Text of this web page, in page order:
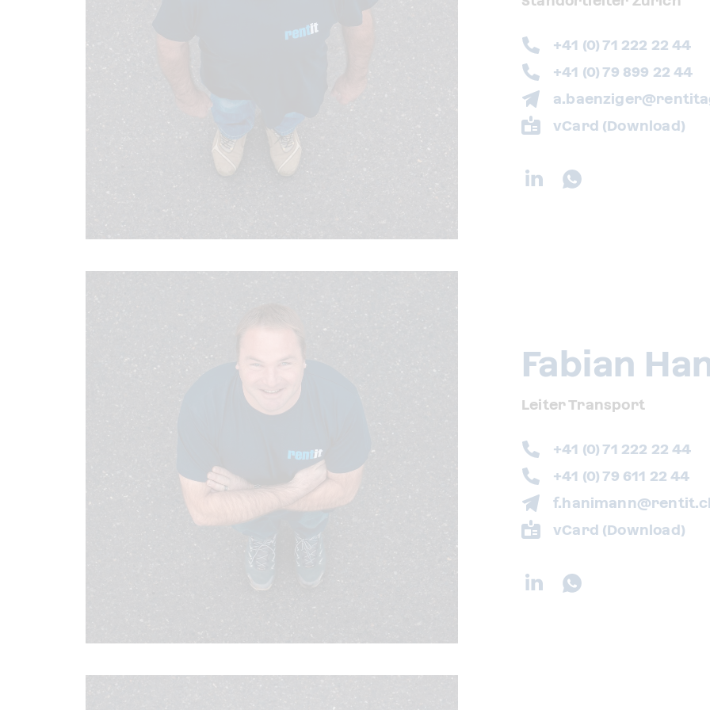
+41 (0) 71 222 22 44
+41 (0) 79 899 22 44
vCard (Download)
Fabian
Leiter Transport
+41 (0) 71 222 22 44
+41 (0) 79 611 22 44
vCard (Download)